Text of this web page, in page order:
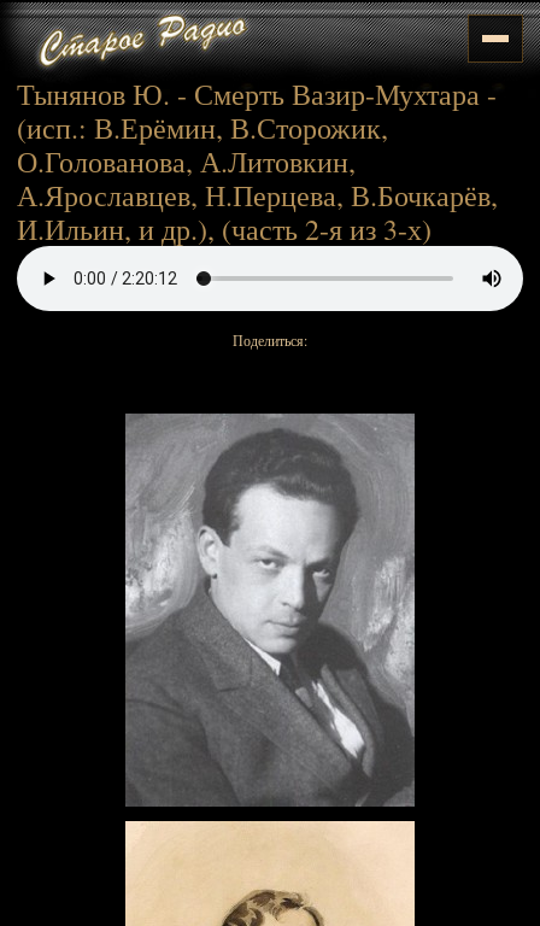
Тынянов Ю. - Смерть Вазир-Мухтара -
(исп.: В.Ерёмин, В.Сторожик,
О.Голованова, А.Литовкин,
А.Ярославцев, Н.Перцева, В.Бочкарёв,
И.Ильин, и др.), (часть 2-я из 3-х)
Поделиться: